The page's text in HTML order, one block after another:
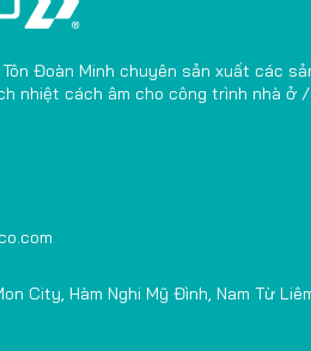
Đoàn Minh chuyên sản xuất các
nhiệt cách âm cho công trình nhà ở
City, Hàm Nghi Mỹ Đình, Nam Từ